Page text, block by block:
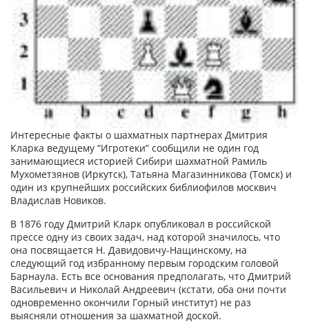
Интересные факты о шахматных партнерах Дмитрия
Кларка ведущему “Игротеки” сообщили не один год
занимающиеся историей Сибири шахматной Рамиль
Мухометзянов (Иркутск), Татьяна Магазинникова (Томск) и
один из крупнейших российских библиофилов москвич
Владислав Новиков.
В 1876 году Дмитрий Кларк опубликовал в российской
прессе одну из своих задач, над которой значилось, что
она посвящается Н. Давидовичу-Нащинскому, на
следующий год избранному первым городским головой
Барнаула. Есть все основания предполагать, что Дмитрий
Васильевич и Николай Андреевич (кстати, оба они почти
одновременно окончили Горный институт) не раз
выясняли отношения за шахматной доской.